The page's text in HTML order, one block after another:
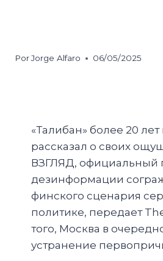
PorJorge Alfaro 06/05/2025
«Талибан» более 20
рассказал о своих
ВЗГЛЯД, официальный
дезинформации
финского сценария
политике, передает
того, Москва в
устранение